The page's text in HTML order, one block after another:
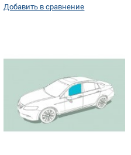
Добавить в сравнение